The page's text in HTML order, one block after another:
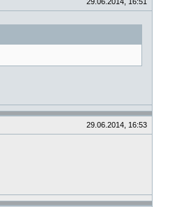
29.06.2014, 16:53